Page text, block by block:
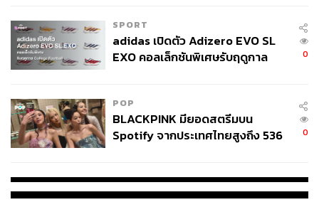
การตัดสินใจเลือกอดีตผู้ว่าการธนาคารกลางขึ้นมาเป็นผู้นำ
รัฐบาล ยังได้สะท้อนทิศทางการเน้นรักษาเสถียรภาพทาง
เศรษฐกิจของประเทศ ไม่ใช่การเติบโตเชิงปริมาณอย่าง
เวียดนามมีการสะสมทุนสำรองระหว่างประเทศเพิ่มมาก และ
ควบคุมรักษาค่าเงินค่อนข้างมีเสถียรภาพ คุมเงินเฟ้อได้ดี
รวมทั้งการปรับระบบธนาคารให้ทันสมัยขึ้น
แนวนโยบายนายกฯ เล มิญ ฮึง น่าจะให้น้ำหนักกับการพัฒนา
สู่เศรษฐกิจดิจิทัลแบบเต็มตัว และการยกระดับอุตสาหกรรม
SPORT
adidas เปิดตัว Adizero EVO SL
EXO คอลเล็กชันพิเศษรับฤดูกาล
0
POP
BLACKPINK มียอดสตรีมบน
Spotify จากประเทศไทยสูงถึง 536
0